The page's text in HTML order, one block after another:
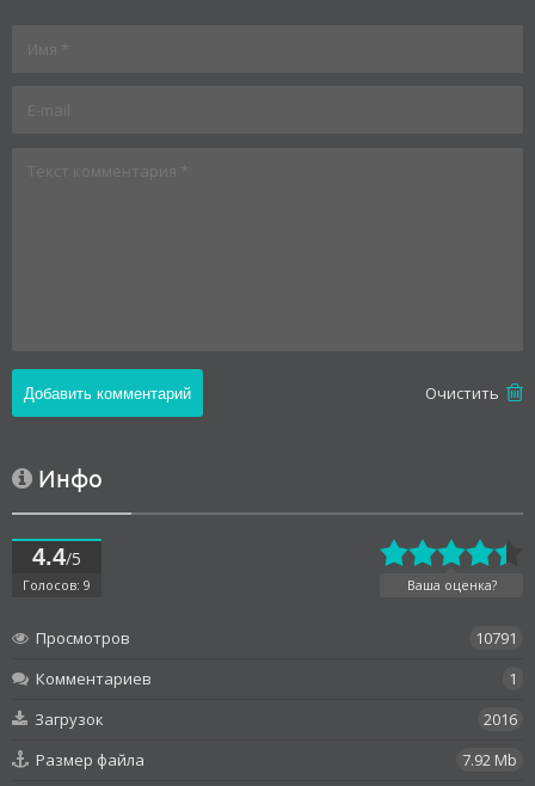
Oчистить
Инфо
4.4/5
Голосов: 9 Ваша оценка?
Просмотров
10791
Комментариев
1
Загрузок
2016
Размер файла
7.92 Mb